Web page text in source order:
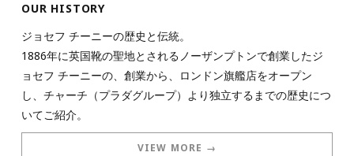
OUR HISTORY
ジョセフ チーニーの歴史と伝統。
1886年に英国靴の聖地とされるノーザンプトンで創業したジ
ョセフ チーニーの、創業から、ロンドン旗艦店をオープン
し、チャーチ（プラダグループ）より独立するまでの歴史につ
いてご紹介。
VIEW MORE →